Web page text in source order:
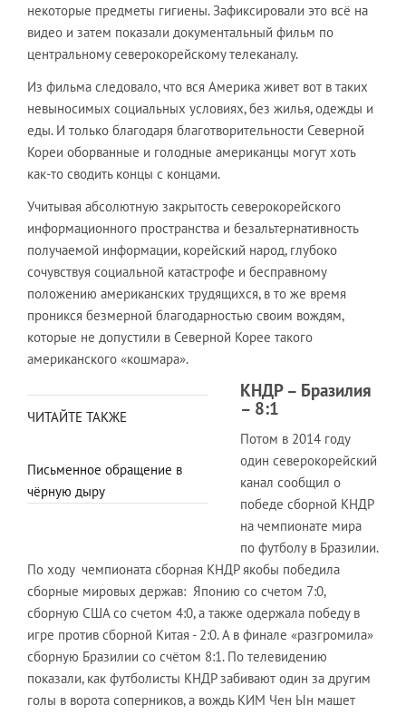
некоторые предметы гигиены. Зафиксировали это всё на
видео и затем показали документальный фильм по
центральному северокорейскому телеканалу.
Из фильма следовало, что вся Америка живет вот в таких
невыносимых социальных условиях, без жилья, одежды и
еды. И только благодаря благотворительности Северной
Кореи оборванные и голодные американцы могут хоть
как-то сводить концы с концами.
Учитывая абсолютную закрытость северокорейского
информационного пространства и безальтернативность
получаемой информации, корейский народ, глубоко
сочувствуя социальной катастрофе и бесправному
положению американских трудящихся, в то же время
проникся безмерной благодарностью своим вождям,
которые не допустили в Северной Корее такого
американского «кошмара».
ЧИТАЙТЕ ТАКЖЕ
Письменное обращение в
чёрную дыру
КНДР – Бразилия
– 8:1
Потом в 2014 году
один северокорейский
канал сообщил о
победе сборной КНДР
на чемпионате мира
по футболу в Бразилии.
По ходу чемпионата сборная КНДР якобы победила
сборные мировых держав: Японию со счетом 7:0,
сборную США со счетом 4:0, а также одержала победу в
игре против сборной Китая - 2:0. А в финале «разгромила»
сборную Бразилии со счётом 8:1. По телевидению
показали, как футболисты КНДР забивают один за другим
голы в ворота соперников, а вождь КИМ Чен Ын машет